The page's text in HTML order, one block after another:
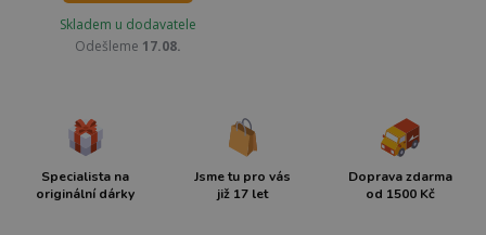
Skladem u dodavatele
Odešleme 17.08.
Specialista na
originální dárky
Jsme tu pro vás
již 17 let
Doprava zdarma
od 1500 Kč